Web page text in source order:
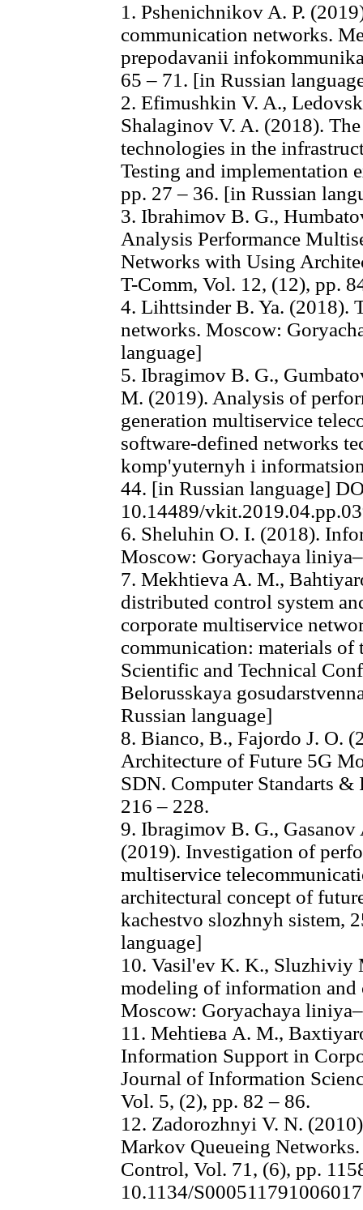
1. Pshenichnikov A. P.
communication networks.
prepodavanii
65 – 71. [in Russian
2. Efimushkin V. A.,
Shalaginov V. A. (2018).
technologies in the
Testing and implementation
pp. 27 – 36. [in Russian
3. Ibrаhimov B. G.,
Analysis Performance
Networks with Using
T-Comm, Vol. 12, (12), pp.
4. Lihttsinder B. Ya. (2018).
networks. Moscow:
language]
5. Ibragimov B. G.,
M. (2019). Analysis of
generation multiservice
software-defined networks
komp'yuternyh i
44. [in Russian language]
10.14489/
6. Sheluhin O. I. (2018).
Moscow: Goryachaya
7. Mekhtieva A. M.,
distributed control system
corporate multiservice
communication: materials
Scientific and Technical
Belorusskaya
Russian language]
8. Bianco, B., Fajordo J. O.
Architecture of Future 5G
SDN. Computer Standarts &
216 – 228.
9. Ibragimov B. G.,
(2019). Investigation of
multiservice
architectural concept of
kachestvo slozhnyh sistem,
language]
10. Vasil'ev K. K., Sluzhiviy
modeling of information and
Moscow: Goryachaya
11. Меhtiева А. М.,
Information Support in
Journal of Information
Vol. 5, (2), pp. 82 – 86.
12. Zadorozhnyi V. N.
Markov Queueing
Control, Vol. 71, (6), pp.
10.1134/